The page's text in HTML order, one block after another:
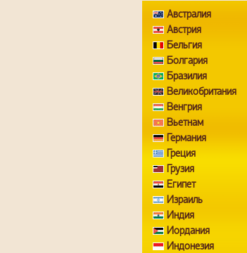
Австралия
Австрия
Бельгия
Болгария
Бразилия
Великобритания
Венгрия
Вьетнам
Германия
Греция
Грузия
Египет
Израиль
Индия
Иордания
Индонезия